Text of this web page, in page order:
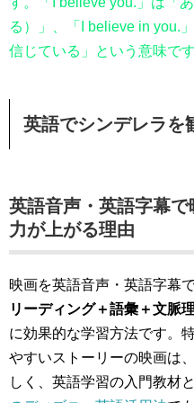
る）」、「I believe in you.
信じている」という意味です
英語でシンデレラを
英語音声・英語字幕
力が上がる理由
映画を英語音声・英語字幕
リーディング＋語彙＋文脈
に効果的な学習方法です。
やすいストーリーの映画は
しく、英語学習の入門教材